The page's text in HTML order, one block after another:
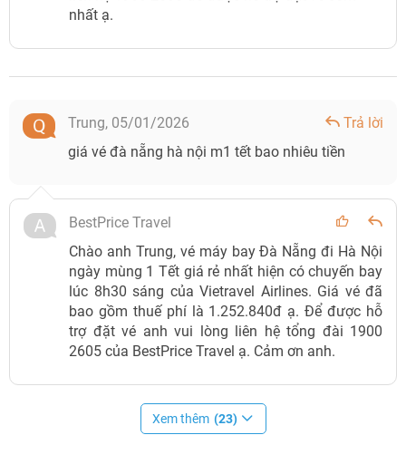
nhất ạ.
Trung, 05/01/2026
Trả lời
giá vé đà nẵng hà nội m1 tết bao nhiêu tiền
BestPrice Travel
Chào anh Trung, vé máy bay Đà Nẵng đi Hà Nội
ngày mùng 1 Tết giá rẻ nhất hiện có chuyến bay
lúc 8h30 sáng của Vietravel Airlines. Giá vé đã
bao gồm thuế phí là 1.252.840đ ạ. Để được hỗ
trợ đặt vé anh vui lòng liên hệ tổng đài 1900
2605 của BestPrice Travel ạ. Cảm ơn anh.
Xem thêm (23)